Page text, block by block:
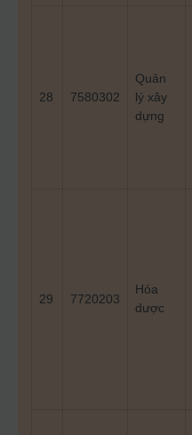
28 7580302
Quản
lý xây
dựng
29 7720203
Hóa
dược